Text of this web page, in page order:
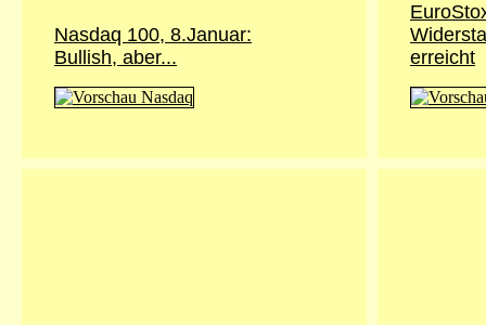
Nasdaq 100, 8.Januar:
Bullish, aber...
erreicht